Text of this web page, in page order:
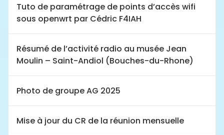
Tuto de paramétrage de points d’accès wifi
sous openwrt par Cédric F4IAH
Résumé de l’activité radio au musée Jean
Moulin – Saint-Andiol (Bouches-du-Rhone)
Photo de groupe AG 2025
Mise à jour du CR de la réunion mensuelle